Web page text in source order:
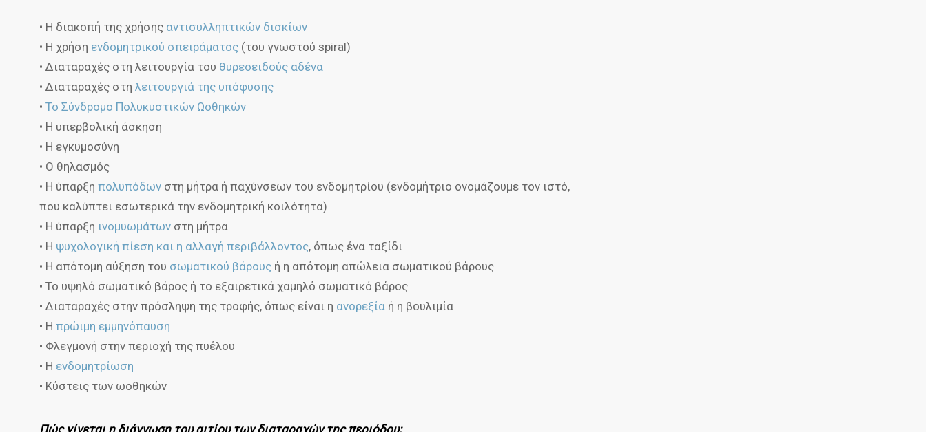
• Η διακοπή της χρήσης αντισυλληπτικών δισκίων
• Η χρήση ενδομητρικού σπειράματος (του γνωστού spiral)
• Διαταραχές στη λειτουργία του θυρεοειδούς αδένα
• Διαταραχές στη λειτουργιά της υπόφυσης
• Το Σύνδρομο Πολυκυστικών Ωοθηκών
• Η υπερβολική άσκηση
• Η εγκυμοσύνη
• Ο θηλασμός
• Η ύπαρξη πολυπόδων στη μήτρα ή παχύνσεων του ενδομητρίου (ενδομήτριο ονομάζουμε τον ιστό,
που καλύπτει εσωτερικά την ενδομητρική κοιλότητα)
• Η ύπαρξη ινομυωμάτων στη μήτρα
• Η ψυχολογική πίεση και η αλλαγή περιβάλλοντος, όπως ένα ταξίδι
• Η απότομη αύξηση του σωματικού βάρους ή η απότομη απώλεια σωματικού βάρους
• Το υψηλό σωματικό βάρος ή το εξαιρετικά χαμηλό σωματικό βάρος
• Διαταραχές στην πρόσληψη της τροφής, όπως είναι η ανορεξία ή η βουλιμία
• Η πρώιμη εμμηνόπαυση
• Φλεγμονή στην περιοχή της πυέλου
• Η ενδομητρίωση
• Κύστεις των ωοθηκών
Πώς γίνεται η διάγνωση του αιτίου των διαταραχών της περιόδου;